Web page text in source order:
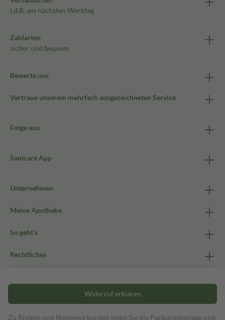
i.d.R. am nächsten Werktag
Zahlarten
sicher und bequem
Bewerte uns
Vertraue unserem mehrfach ausgezeichneten Service
Folge uns
Sanicare App
Unternehmen
Meine Apotheke
So geht's
Rechtliches
Widerruf erklären
Zu Risiken und Nebenwirkungen lesen Sie die Packungsbeilage und